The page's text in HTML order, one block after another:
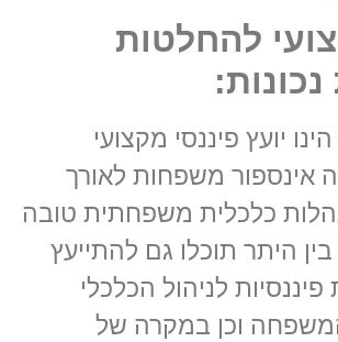
להחלטות
נכונות:
יועץ פיננסי מקצועי
אינספור משפחות לאורך
כלכלית משפחתית טובה
בין היתר תוכלו גם להתייעץ
לניהול הכלכלי
וכן במקרה של